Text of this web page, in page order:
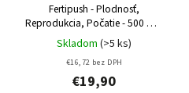
Fertipush - Plodnosť,
Reprodukcia, Počatie - 500 mg,
60 kapsúl
Skladom (>5 ks)
€16,72 bez DPH
€19,90